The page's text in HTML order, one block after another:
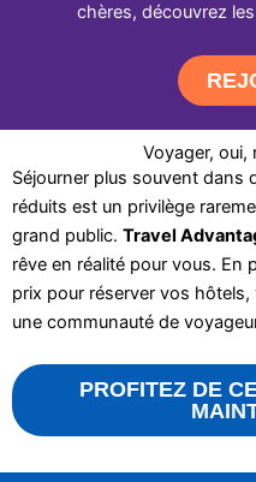
chères, découvrez
Voyager, oui,
Séjourner plus souvent dans
réduits est un privilège
grand public. Travel
rêve en réalité pour vous. En
prix pour réserver vos
une communauté de
PROFITEZ DE